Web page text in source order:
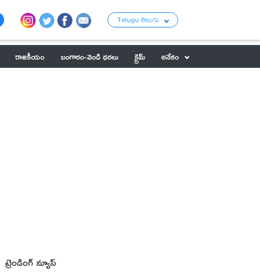
Telugu తెలుగు
రాజకీయం బంగారం-వెండి ధరలు క్రైమ్
అనేకం
ట్రెండింగ్ న్యూస్